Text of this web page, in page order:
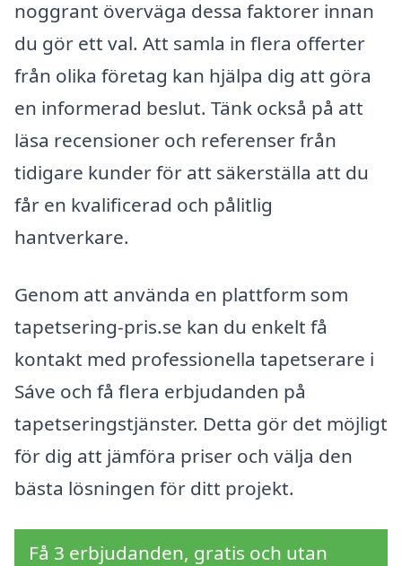
noggrant överväga dessa faktorer innan
du gör ett val. Att samla in flera offerter
från olika företag kan hjälpa dig att göra
en informerad beslut. Tänk också på att
läsa recensioner och referenser från
tidigare kunder för att säkerställa att du
får en kvalificerad och pålitlig
hantverkare.
Genom att använda en plattform som
tapetsering-pris.se kan du enkelt få
kontakt med professionella tapetserare i
Sáve och få flera erbjudanden på
tapetseringstjänster. Detta gör det möjligt
för dig att jämföra priser och välja den
bästa lösningen för ditt projekt.
Få 3 erbjudanden, gratis och utan